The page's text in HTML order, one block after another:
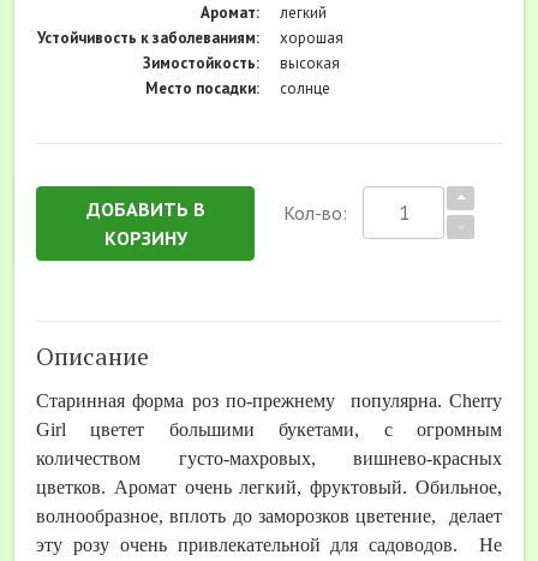
Аромат:
легкий
Устойчивость к заболеваниям:
хорошая
Зимостойкость:
высокая
Место посадки:
солнце
ДОБАВИТЬ В
КОРЗИНУ
Кол-во:
Описание
Старинная форма роз по-прежнему популярна. Cherry
Girl цветет большими букетами, с огромным
количеством густо-махровых, вишнево-красных
цветков. Аромат очень легкий, фруктовый. Обильное,
волнообразное, вплоть до заморозков цветение, делает
эту розу очень привлекательной для садоводов. Не